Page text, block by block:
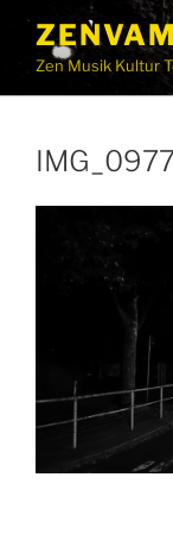
Zen Musik Kultur
IMG_0977